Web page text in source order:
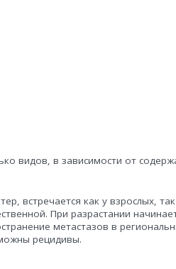
видов, в зависимости от
встречается как у взрослых,
При разрастании
метастазов в
рецидивы.